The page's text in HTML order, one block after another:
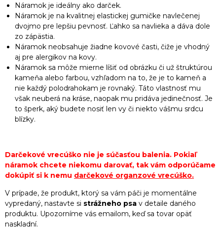
Náramok je ideálny ako darček.
Náramok je na kvalitnej elastickej gumičke navlečenej
dvojmo pre lepšiu pevnosť. Ľahko sa navlieka a dáva dole
zo zápästia.
Náramok neobsahuje žiadne kovové časti, čiže je vhodný
aj pre alergikov na kovy.
Náramok sa môže mierne líšiť od obrázku či už štruktúrou
kameňa alebo farbou, vzhľadom na to, že je to kameň a
nie každý polodrahokam je rovnaký. Táto vlastnosť mu
však neuberá na kráse, naopak mu pridáva jedinečnosť. Je
to šperk, aký budete nosiť len vy či niekto vášmu srdcu
blízky.
Darčekové vrecúško nie je súčasťou balenia. Pokiaľ
náramok chcete niekomu darovať, tak vám odporúčame
dokúpiť si k nemu darčekové organzové vrecúško.
V prípade, že produkt, ktorý sa vám páči je momentálne
vypredaný, nastavte si strážneho psa v detaile daného
produktu. Upozorníme vás emailom, keď sa tovar opäť
naskladní.